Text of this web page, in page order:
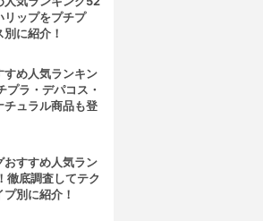
リップをプチプ
に紹介！
すめ人気ランキン
プラ・デパコス・
チュラル商品も登
おすすめ人気ラン
徹底調査してテク
別に紹介！